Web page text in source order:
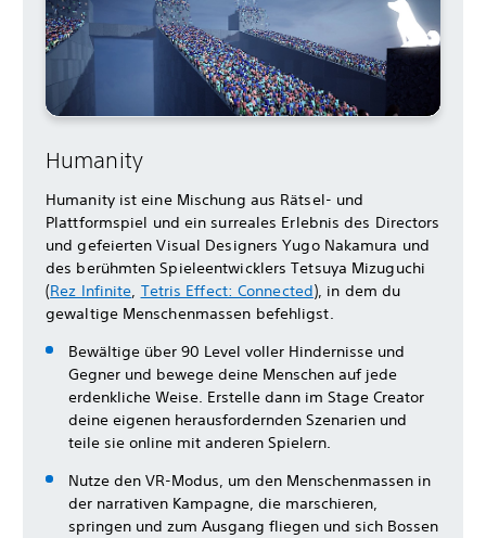
Humanity
Humanity ist eine Mischung aus Rätsel- und
Plattformspiel und ein surreales Erlebnis des Directors
und gefeierten Visual Designers Yugo Nakamura und
des berühmten Spieleentwicklers Tetsuya Mizuguchi
(Rez Infinite, Tetris Effect: Connected), in dem du
gewaltige Menschenmassen befehligst.
Bewältige über 90 Level voller Hindernisse und
Gegner und bewege deine Menschen auf jede
erdenkliche Weise. Erstelle dann im Stage Creator
deine eigenen herausfordernden Szenarien und
teile sie online mit anderen Spielern.
Nutze den VR-Modus, um den Menschenmassen in
der narrativen Kampagne, die marschieren,
springen und zum Ausgang fliegen und sich Bossen